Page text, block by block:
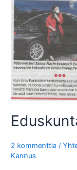
2 kommenttia /
Kannus